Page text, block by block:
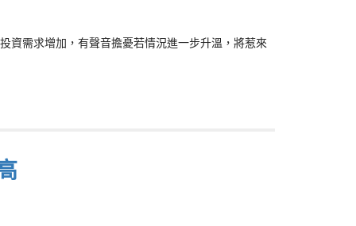
資需求增加，有聲音擔憂若情況進一步升溫，將惹來